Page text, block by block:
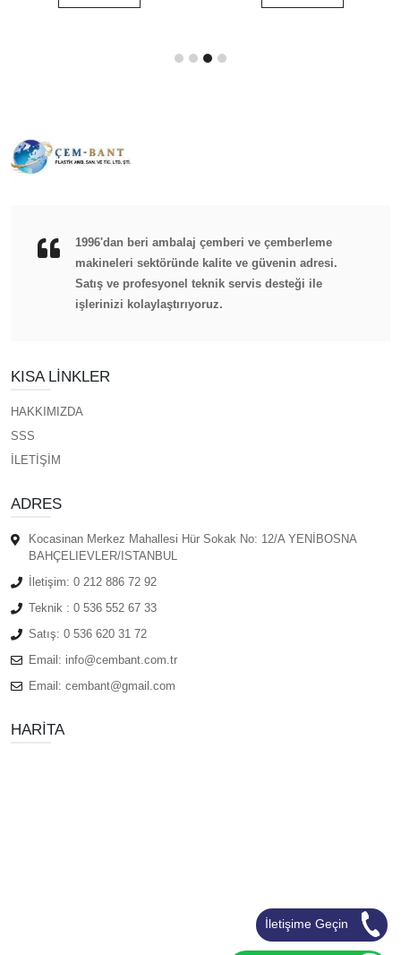
1996'dan beri ambalaj çemberi ve çemberleme
makineleri sektöründe kalite ve güvenin adresi.
Satış ve profesyonel teknik servis desteği ile
işlerinizi kolaylaştırıyoruz.
KISA LINKLER
HAKKIMIZDA
SSS
İLETİŞİM
ADRES
Kocasinan Merkez Mahallesi Hür Sokak No: 12/A YENİBOSNA
BAHÇELIEVLER/ISTANBUL
İletişim: 0 212 886 72 92
Teknik : 0 536 552 67 33
Satış: 0 536 620 31 72
Email: info@cembant.com.tr
Email: cembant@gmail.com
HARITA
İletişime Geçin